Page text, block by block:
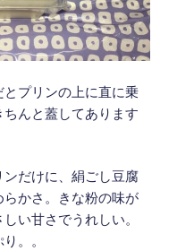
プリンの上に直に乗
んと蓋してあります
だけに、絹ごし豆腐
かさ。きな粉の味が
い甘さでうれしい。
。。